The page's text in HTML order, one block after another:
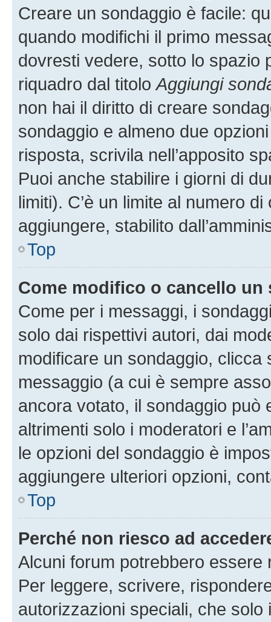
Creare un sondaggio è facile:
quando modifichi il primo
dovresti vedere, sotto lo spazio
riquadro dal titoloAggiungi
non hai il diritto di creare
sondaggio e almeno due
risposta, scrivila nell’apposito
Puoi anche stabilire i giorni di
limiti). C’è un limite al numero
aggiungere, stabilito
Top
Come modifico o cancello un
Come per i messaggi, i
solo dai rispettivi autori, dai
modificare un sondaggio,
messaggio (a cui è sempre
ancora votato, il sondaggio può
altrimenti solo i moderatori e
le opzioni del sondaggio è
aggiungere ulteriori opzioni,
Top
Perché non riesco ad
Alcuni forum potrebbero
Per leggere, scrivere,
autorizzazioni speciali, che solo